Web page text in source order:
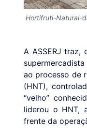
Hortifruti-Natural-
A ASSERJ traz,
ao processo de
(HNT),
“velho”
liderou o HNT,
frente da